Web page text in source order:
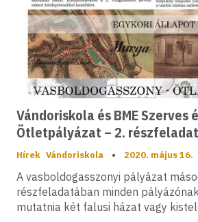
Vándoriskola és BME Szerves
Ötletpályázat – 2. részfeladat
Hírek Vándoriskola • 2020. május 16.
A vasboldogasszonyi pályázat
részfeladatában minden
mutatnia két falusi házat vagy